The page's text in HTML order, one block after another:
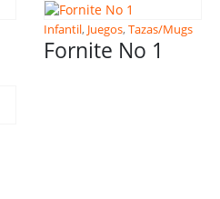
Infantil, Juegos,Tazas/Mugs
Fornite No 1